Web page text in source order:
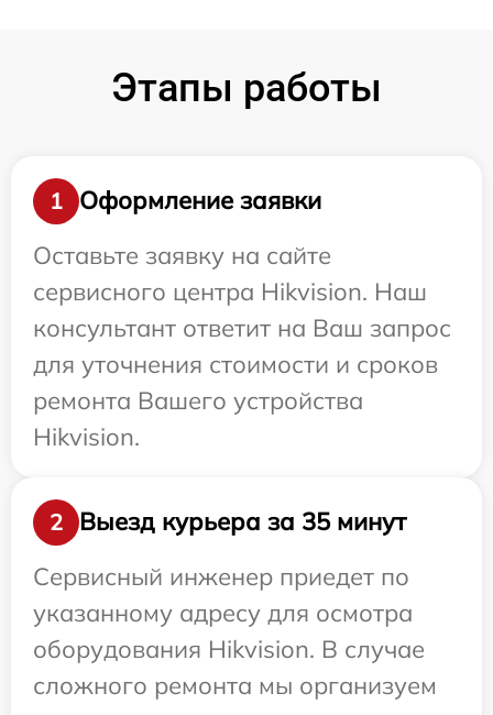
Этапы работы
1
Оформление заявки
Оставьте заявку на сайте
сервисного центра Hikvision. Наш
консультант ответит на Ваш запрос
для уточнения стоимости и сроков
ремонта Вашего устройства
Hikvision.
2
Выезд курьера за 35 минут
Сервисный инженер приедет по
указанному адресу для осмотра
оборудования Hikvision. В случае
сложного ремонта мы организуем